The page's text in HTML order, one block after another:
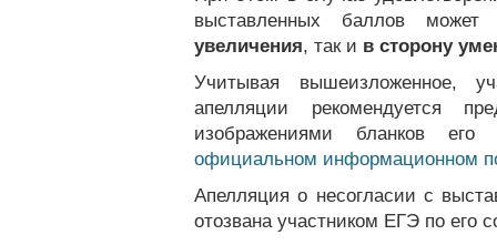
выставленных баллов
увеличения, так и в сторону
Учитывая вышеизложенное,
апелляции рекомендуется
изображениями бланков его
официальном информационном
Апелляция о несогласии с
отозвана участником ЕГЭ по его